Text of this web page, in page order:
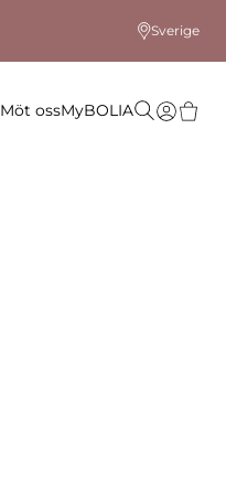
Sverige
Möt ossMyBOLIA